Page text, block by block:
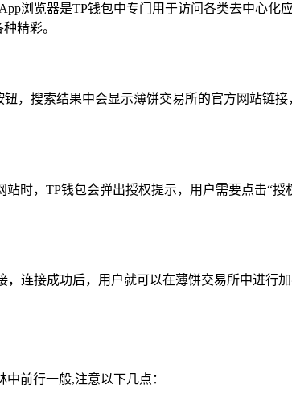
浏览器是TP钱包中专门用于访问各类去中心化
精彩。
钮，搜索结果中会显示薄饼交易所的官方网站链
时，TP钱包会弹出授权提示，用户需要点击“
连接成功后，用户就可以在薄饼交易所中进行
前行一般,注意以下几点：